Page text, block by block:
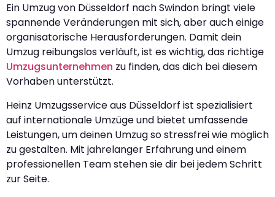
Ein Umzug von Düsseldorf nach Swindon bringt viele
spannende Veränderungen mit sich, aber auch einige
organisatorische Herausforderungen. Damit dein
Umzug reibungslos verläuft, ist es wichtig, das richtige
Umzugsunternehmen zu finden, das dich bei diesem
Vorhaben unterstützt.
Heinz Umzugsservice aus Düsseldorf ist spezialisiert
auf internationale Umzüge und bietet umfassende
Leistungen, um deinen Umzug so stressfrei wie möglich
zu gestalten. Mit jahrelanger Erfahrung und einem
professionellen Team stehen sie dir bei jedem Schritt
zur Seite.